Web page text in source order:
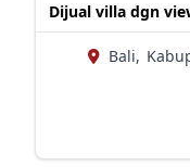
Dijual villa dgn
Bali,